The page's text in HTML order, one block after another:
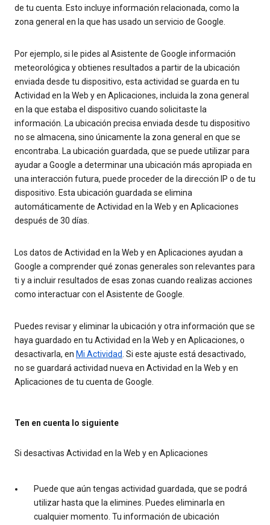
de tu cuenta. Esto incluye información relacionada, como la
zona general en la que has usado un servicio de Google.
Por ejemplo, si le pides al Asistente de Google información
meteorológica y obtienes resultados a partir de la ubicación
enviada desde tu dispositivo, esta actividad se guarda en tu
Actividad en la Web y en Aplicaciones, incluida la zona general
en la que estaba el dispositivo cuando solicitaste la
información. La ubicación precisa enviada desde tu dispositivo
no se almacena, sino únicamente la zona general en que se
encontraba. La ubicación guardada, que se puede utilizar para
ayudar a Google a determinar una ubicación más apropiada en
una interacción futura, puede proceder de la dirección IP o de tu
dispositivo. Esta ubicación guardada se elimina
automáticamente de Actividad en la Web y en Aplicaciones
después de 30 días.
Los datos de Actividad en la Web y en Aplicaciones ayudan a
Google a comprender qué zonas generales son relevantes para
ti y a incluir resultados de esas zonas cuando realizas acciones
como interactuar con el Asistente de Google.
Puedes revisar y eliminar la ubicación y otra información que se
haya guardado en tu Actividad en la Web y en Aplicaciones, o
desactivarla, en Mi Actividad. Si este ajuste está desactivado,
no se guardará actividad nueva en Actividad en la Web y en
Aplicaciones de tu cuenta de Google.
Ten en cuenta lo siguiente
Si desactivas Actividad en la Web y en Aplicaciones
Puede que aún tengas actividad guardada, que se podrá
utilizar hasta que la elimines. Puedes eliminarla en
cualquier momento. Tu información de ubicación